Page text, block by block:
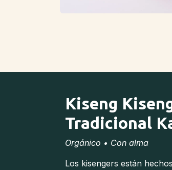
Kiseng
Tradicional
Orgánico • Con alma
Los kisengers están